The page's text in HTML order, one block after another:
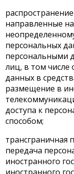
направленные
персональных
персональными
лиц, в том числе
данных в
размещение в
доступа к
способом;
трансграничная
передача
иностранного